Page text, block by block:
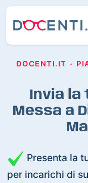
DOCENTI.IT -
Invia la
Messa a
Presenta la
per incarichi di